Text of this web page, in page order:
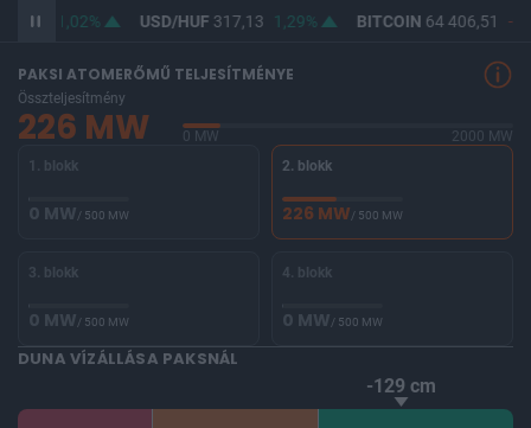
1,02% USD/HUF317,13 1,29% BITCOIN64 406,51 -
PAKSI ATOMERŐMŰ TELJESÍTMÉNYE
Összteljesítmény
226 MW 0 MW
2000 MW
1. blokk
0 MW/ 500 MW
2. blokk
226 MW/ 500 MW
3. blokk
0 MW/ 500 MW
4. blokk
0 MW/ 500 MW
DUNA VÍZÁLLÁSA PAKSNÁL
-129 cm